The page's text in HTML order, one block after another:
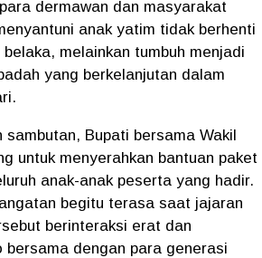
dermawan dan masyarakat
anak yatim tidak berhenti
melainkan tumbuh menjadi
yang berkelanjutan dalam
sambutan, Bupati bersama Wakil
untuk menyerahkan bantuan paket
anak-anak peserta yang hadir.
begitu terasa saat jajaran
berinteraksi erat dan
bersama dengan para generasi